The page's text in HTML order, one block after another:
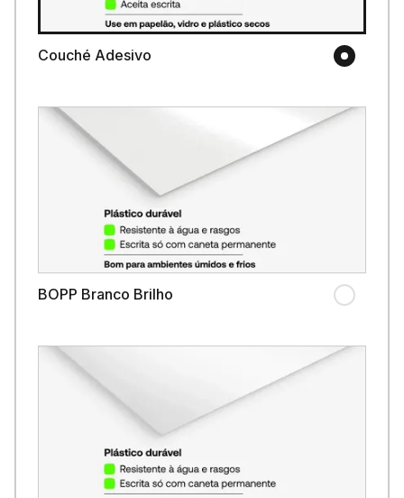
Couché Adesivo
BOPP Branco Brilho